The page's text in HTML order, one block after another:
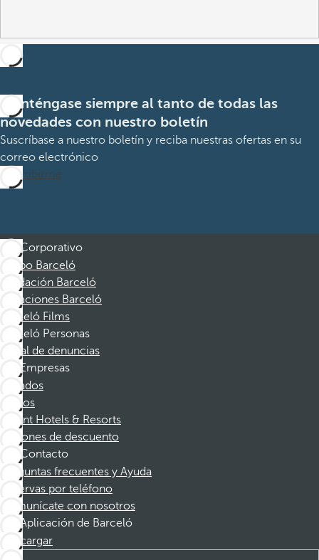
Manténgase siempre al tanto de todas las
novedades con nuestro boletín
Suscríbase a nuestro boletín y reciba nuestras ofertas en su
correo electrónico
Suscribirme
Corporativo
Grupo Barceló
Fundación Barceló
Vacaciones Barceló
Barceló Films
Barceló Personas
Canal de denuncias
Empresas
Afiliados
Socios
Dorint Hotels & Resorts
Cupones de descuento
Contacto
Preguntas frecuentes y Ayuda
Reservas por teléfono
Comunícate con nosotros
Aplicación de Barceló
Descargar